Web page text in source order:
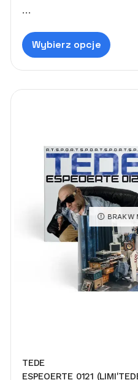
...
Wybierz opcje
BRAK W
TEDE
ESPEOERTE 0121